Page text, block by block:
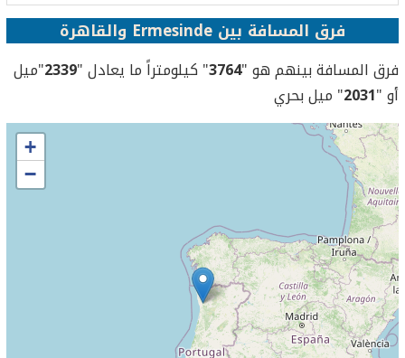
فرق المسافة بين Ermesinde والقاهرة
فرق المسافة بينهم هو "3764" كيلومتراً ما يعادل "2339"ميل
أو "2031" ميل بحري
+
−